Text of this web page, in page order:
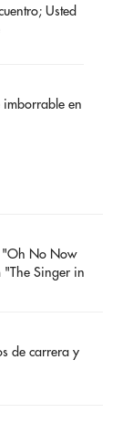
Usted
imborrable en
"Oh No Now
"The Singer in
de carrera y